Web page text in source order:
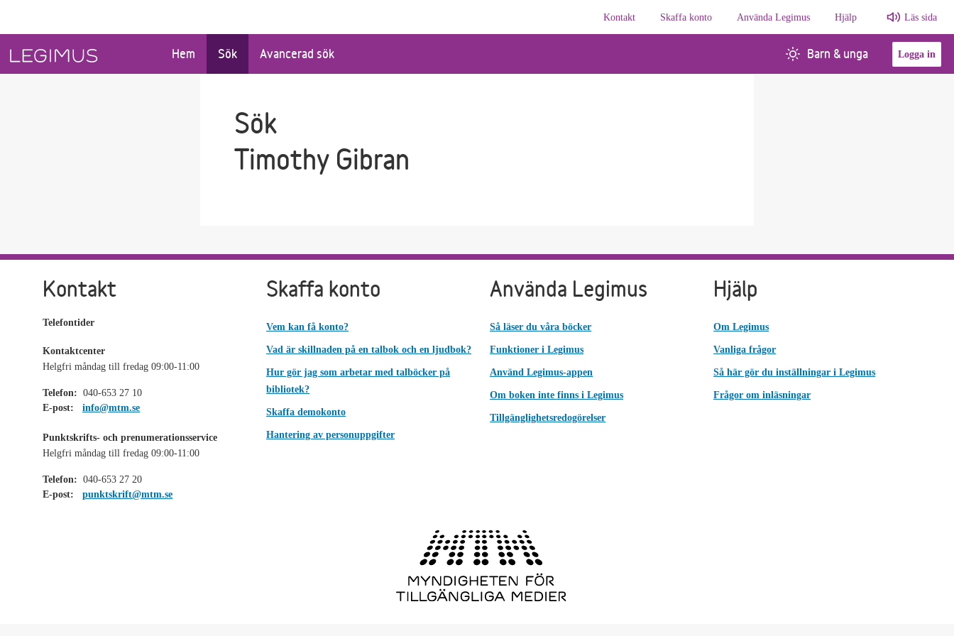
Kontakt
Skaffa konto Använda Legimus Hjälp Läs sida
Hem Sök Avancerad sök Barn & unga Logga in
Sök
Timothy Gibran
Kontakt
Telefontider
Kontaktcenter
Helgfri måndag till fredag 09:00-11:00
Telefon: 040-653 27 10
E-post:
info@mtm.se
Punktskrifts- och prenumerationsservice
Helgfri måndag till fredag 09:00-11:00
Telefon: 040-653 27 20
E-post:
punktskrift@mtm.se
Skaffa konto
Vem kan få konto?
Vad är skillnaden på en talbok och en ljudbok?
Hur gör jag som arbetar med talböcker på
bibliotek?
Skaffa demokonto
Hantering av personuppgifter
Använda Legimus
Så läser du våra böcker
Funktioner i Legimus
Använd Legimus-appen
Om boken inte finns i Legimus
Tillgänglighetsredogörelser
Hjälp
Om Legimus
Vanliga frågor
Så här gör du inställningar i Legimus
Frågor om inläsningar